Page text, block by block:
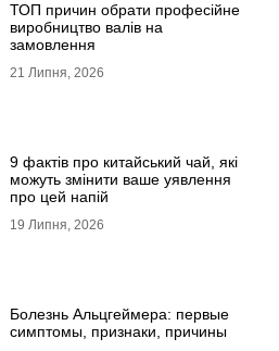
ТОП причин обрати професійне
виробництво валів на
замовлення
21 Липня, 2026
9 фактів про китайський чай, які
можуть змінити ваше уявлення
про цей напій
19 Липня, 2026
Болезнь Альцгеймера: первые
симптомы, признаки, причины